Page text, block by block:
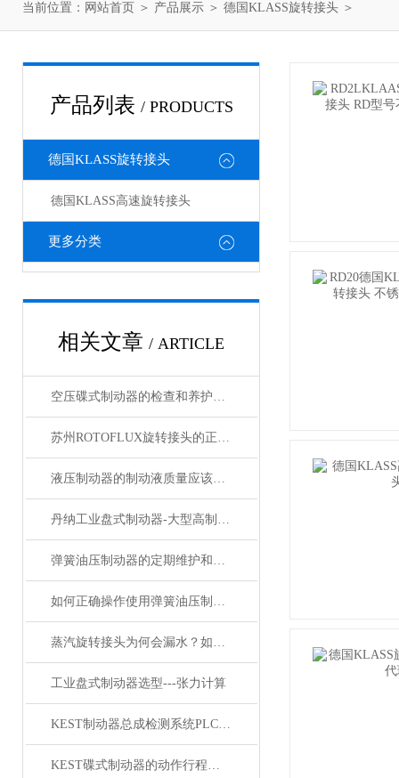
当前位置： 网站首页 ＞ 产品展示 ＞ 德国KLASS旋转接头 ＞
产品列表 / PRODUCTS
德国KLASS旋转接头
德国KLASS高速旋转接头
更多分类
相关文章 / ARTICLE
空压碟式制动器的检查和养护作业做好了吗？
苏州ROTOFLUX旋转接头的正确维护与更换
液压制动器的制动液质量应该怎么判断
丹纳工业盘式制动器-大型高制动力液压刹车
弹簧油压制动器的定期维护和检查是不可少的
如何正确操作使用弹簧油压制动器刹车？
蒸汽旋转接头为何会漏水？如何解决？
工业盘式制动器选型---张力计算
KEST制动器总成检测系统PLC技术的应用
KEST碟式制动器的动作行程调整说明